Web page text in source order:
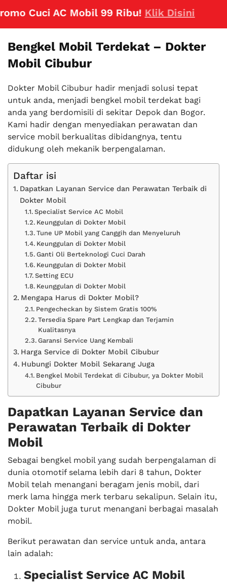
Cuci AC Mobil 99 Ribu!Klik Disini
Bengkel Mobil Terdekat – Dokter
Mobil Cibubur
Dokter Mobil Cibubur hadir menjadi solusi tepat
untuk anda, menjadi bengkel mobil terdekat bagi
anda yang berdomisili di sekitar Depok dan Bogor.
Kami hadir dengan menyediakan perawatan dan
service mobil berkualitas dibidangnya, tentu
didukung oleh mekanik berpengalaman.
Daftar isi
Dapatkan Layanan Service dan Perawatan Terbaik di
Dokter Mobil
Specialist Service AC Mobil
Keunggulan di Dokter Mobil
Tune UP Mobil yang Canggih dan Menyeluruh
Keunggulan di Dokter Mobil
Ganti Oli Berteknologi Cuci Darah
Keunggulan di Dokter Mobil
Setting ECU
Keunggulan di Dokter Mobil
Mengapa Harus di Dokter Mobil?
Pengecheckan by Sistem Gratis 100%
Tersedia Spare Part Lengkap dan Terjamin
Kualitasnya
Garansi Service Uang Kembali
Harga Service di Dokter Mobil Cibubur
Hubungi Dokter Mobil Sekarang Juga
Bengkel Mobil Terdekat di Cibubur, ya Dokter Mobil
Cibubur
Dapatkan Layanan Service dan
Perawatan Terbaik di Dokter
Mobil
Sebagai bengkel mobil yang sudah berpengalaman di
dunia otomotif selama lebih dari 8 tahun, Dokter
Mobil telah menangani beragam jenis mobil, dari
merk lama hingga merk terbaru sekalipun. Selain itu,
Dokter Mobil juga turut menangani berbagai masalah
mobil.
Berikut perawatan dan service untuk anda, antara
lain adalah:
Specialist Service AC Mobil